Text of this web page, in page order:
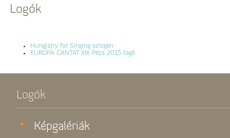
Logók
Hung(a)ry for Singing szlogen
EUROPA CANTAT XIX Pécs 2015 logó
Logók
Képgalériák